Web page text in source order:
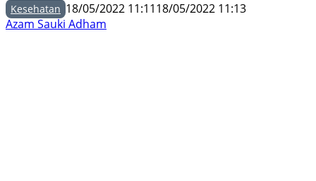
Kesehatan 18/05/2022 11:1118/05/2022 11:13
Azam Sauki Adham